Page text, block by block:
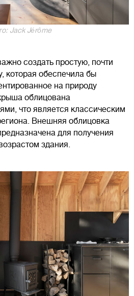
Jack Jérôme
создать простую, почти
которая обеспечила бы
на природу
облицована
что является классическим
Внешняя облицовка
для получения
здания.